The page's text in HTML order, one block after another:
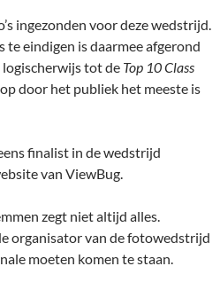
ingezonden voor deze wedstrijd.
te eindigen is daarmee afgerond
tot de Top 10 Class
door het publiek het meeste is
finalist in de wedstrijd
van ViewBug.
zegt niet altijd alles.
organisator van de fotowedstrijd
moeten komen te staan.